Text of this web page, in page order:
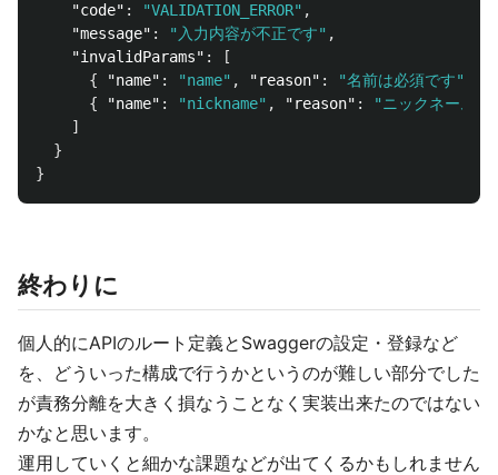
"code" : "VALIDATION_ERROR" ,
"message" : "入力内容が不正です" ,
"invalidParams" :
[
{
"name" : "name" , "reason" : "名前は必須です"
{
"name" : "nickname" , "reason" :
"ニックネームは
]
}
}
終わりに
個人的にAPIのルート定義とSwaggerの設定・登録など
を、どういった構成で行うかというのが難しい部分でした
が責務分離を大きく損なうことなく実装出来たのではない
かなと思います。
運用していくと細かな課題などが出てくるかもしれません